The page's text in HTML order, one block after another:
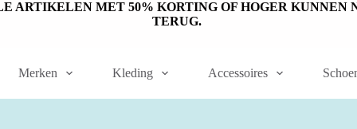
ARTIKELEN MET 50% KORTING OF HOGER
TERUG.
Merken Kleding Accessoires